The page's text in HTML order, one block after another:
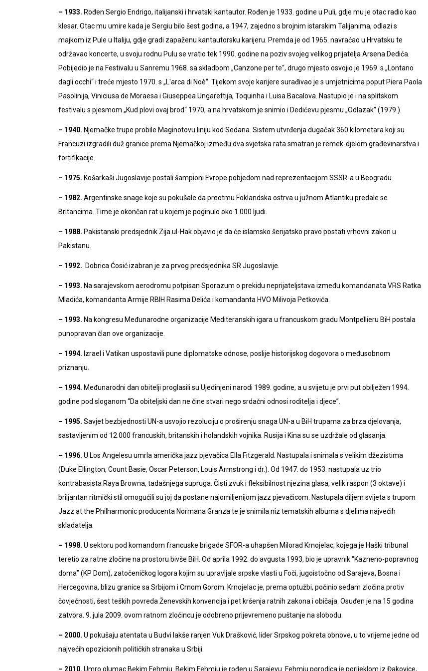
– 1933. Rođen Sergio Endrigo, italijanski i hrvatski kantautor. Rođen je 1933. godine u Puli, gdje mu je otac radio kao
klesar. Otac mu umire kada je Sergiu bilo šest godina, a 1947, zajedno s brojnim istarskim Talijanima, odlazi s
majkom iz Pule u Italiju, gdje gradi zapaženu kantautorsku karijeru. Premda je od 1965. navraćao u Hrvatsku te
održavao koncerte, u svoju rodnu Pulu se vratio tek 1990. godine na poziv svojeg velikog prijatelja Arsena Dedića.
Pobijedio je na Festivalu u Sanremu 1968. sa skladbom „Canzone per te“, drugo mjesto osvojio je 1969. s „Lontano
dagli occhi“ i treće mjesto 1970. s „L'arca di Noè“. Tijekom svoje karijere surađivao je s umjetnicima poput Piera Paola
Pasolinija, Viniciusa de Moraesa i Giuseppea Ungarettija, Toquinha i Luisa Bacalova. Nastupio je i na splitskom
festivalu s pjesmom „Kud plovi ovaj brod“ 1970, a na hrvatskom je snimio i Dedićevu pjesmu „Odlazak“ (1979.).
– 1940. Njemačke trupe probile Maginotovu liniju kod Sedana. Sistem utvrđenja dugačak 360 kilometara koji su
Francuzi izgradili duž granice prema Njemačkoj između dva svjetska rata smatran je remek-djelom građevinarstva i
fortifikacije.
– 1975. Košarkaši Jugoslavije postali šampioni Evrope pobjedom nad reprezentacijom SSSR-a u Beogradu.
– 1982. Argentinske snage koje su pokušale da preotmu Foklandska ostrva u južnom Atlantiku predale se
Britancima. Time je okončan rat u kojem je poginulo oko 1.000 ljudi.
– 1988. Pakistanski predsjednik Zija ul-Hak objavio je da će islamsko šerijatsko pravo postati vrhovni zakon u
Pakistanu.
– 1992. Dobrica Ćosić izabran je za prvog predsjednika SR Jugoslavije.
– 1993. Na sarajevskom aerodromu potpisan Sporazum o prekidu neprijateljstava između komandanata VRS Ratka
Mladića, komandanta Armije RBIH Rasima Delića i komandanta HVO Milivoja Petkovića.
– 1993. Na kongresu Međunarodne organizacije Mediteranskih igara u francuskom gradu Montpellieru BiH postala
punopravan član ove organizacije.
– 1994. Izrael i Vatikan uspostavili pune diplomatske odnose, poslije historijskog dogovora o međusobnom
priznanju.
– 1994. Međunarodni dan obitelji proglasili su Ujedinjeni narodi 1989. godine, a u svijetu je prvi put obilježen 1994.
godine pod sloganom “Da obiteljski dan ne čine stvari nego srdačni odnosi roditelja i djece”.
– 1995. Savjet bezbjednosti UN-a usvojio rezoluciju o proširenju snaga UN-a u BiH trupama za brza djelovanja,
sastavljenim od 12.000 francuskih, britanskih i holandskih vojnika. Rusija i Kina su se uzdržale od glasanja.
– 1996. U Los Angelesu umrla američka jazz pjevačica Ella Fitzgerald. Nastupala i snimala s velikim džezistima
(Duke Ellington, Count Basie, Oscar Peterson, Louis Armstrong i dr.). Od 1947. do 1953. nastupala uz trio
kontrabasista Raya Browna, tadašnjega supruga. Čisti zvuk i fleksibilnost njezina glasa, velik raspon (3 oktave) i
briljantan ritmički stil omogućili su joj da postane najomiljenijom jazz pjevačicom. Nastupala diljem svijeta s trupom
Jazz at the Philharmonic producenta Normana Granza te je snimila niz tematskih albuma s djelima najvećih
skladatelja.
– 1998. U sektoru pod komandom francuske brigade SFOR-a uhapšen Milorad Krnojelac, kojega je Haški tribunal
teretio za ratne zločine na prostoru bivše BiH. Od aprila 1992. do avgusta 1993, bio je upravnik “Kazneno-popravnog
doma” (KP Dom), zatočeničkog logora kojim su upravljale srpske vlasti u Foči, jugoistočno od Sarajeva, Bosna i
Hercegovina, blizu granice sa Srbijom i Crnom Gorom. Krnojelac je, prema optužbi, počinio sedam zločina protiv
čovječnosti, šest teških povreda Ženevskih konvencija i pet kršenja ratnih zakona i običaja. Osuđen je na 15 godina
zatvora. 9. jula 2009. ovom ratnom zločincu je odobreno prijevremeno puštanje na slobodu.
– 2000. U pokušaju atentata u Budvi lakše ranjen Vuk Drašković, lider Srpskog pokreta obnove, u to vrijeme jedne od
najvećih opozicionih političkih stranaka u Srbiji.
– 2010. Umro glumac Bekim Fehmiu. Bekim Fehmiu je rođen u Sarajevu. Fehmiu porodica je porijeklom iz Đakovice,